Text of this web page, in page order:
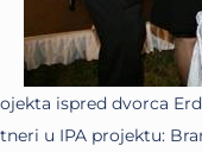
ispred dvorca
u IPA projektu: